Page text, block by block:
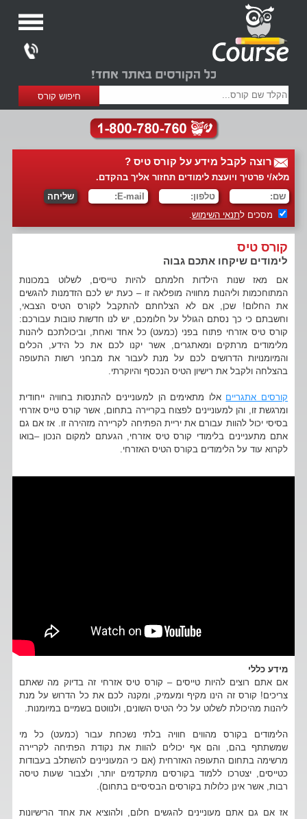
רוצה לקבל מידע על קורס טיס ?
מלא/י פרטיך ויועצת לימודים תחזור אליך בהקדם.
מסכים לתנאי השימוש.
קורס טיס
לימודים שיקחו אתכם גבוה
אם מאז שנות הילדות חלמתם להיות טייסים, לשלוט במכונות
המתוחכמות וליהנות מחוויה מופלאה זו – כעת יש לכם הזדמנות להגשים
את החלום! שכן, אם לא הצלחתם להתקבל לקורס הטיס הצבאי,
וחשבתם כי כך נסתם הגולל על חלומכם, יש לנו חדשות טובות עבורכם:
קורס טיס אזרחי פתוח בפני (כמעט) כל אחד ואחת, וביכולתכם ליהנות
מלימודים מרתקים ומאתגרים, אשר יקנו לכם את כל הידע, הכלים
והמיומנויות הדרושים לכם על מנת לעבור את מבחני רשות התעופה
בהצלחה ולקבל את רישיון הטיס הנכסף והיוקרתי.
קורסים אתגריים אלו מתאימים הן למעוניינים להתנסות בחוויה ייחודית
ומרגשת זו, והן למעוניינים לפצוח בקריירה בתחום, אשר קורס טייס אזרחי
בסיסי יכול להוות עבורם את יריית הפתיחה לקריירה מזהירה זו. אז אם גם
אתם מתעניינים בלימודי קורס טיס אזרחי, הגעתם למקום הנכון –בואו
לקרוא עוד על הלימודים בקורס הטיס האזרחי.
מידע כללי
אם אתם רוצים להיות טייסים – קורס טיס אזרחי זה בדיוק מה שאתם
צריכים! קורס זה הינו מקיף ומעמיק, ומקנה לכם את כל הדרוש על מנת
ליהנות מהיכולת לשלוט על כלי הטיס השונים, ולנווטם בשמיים במיומנות.
הלימודים בקורס מהווים חוויה בלתי נשכחת עבור (כמעט) כל מי
שמשתתף בהם, והם אף יכולים להוות את נקודת הפתיחה לקריירה
מרשימה בתחום התעופה האזרחית (אם כי המעוניינים להשתלב בעבודות
כטייסים, יצטרכו ללמוד בקורסים מתקדמים יותר, ולצבור שעות טיסה
רבות, אשר אינן כלולות בקורסים הבסיסיים בתחום).
אז אם גם אתם מעוניינים להגשים חלום, ולהוציא את אחד הרישיונות